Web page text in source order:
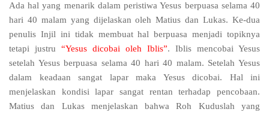
Ada hal yang menarik dalam peristiwa Yesus berpuasa selama 40
hari 40 malam yang dijelaskan oleh Matius dan Lukas. Ke-dua
penulis Injil ini tidak membuat hal berpuasa menjadi topiknya
tetapi justru “Yesus dicobai oleh Iblis”. Iblis mencobai Yesus
setelah Yesus berpuasa selama 40 hari 40 malam. Setelah Yesus
dalam keadaan sangat lapar maka Yesus dicobai. Hal ini
menjelaskan kondisi lapar sangat rentan terhadap pencobaan.
Matius dan Lukas menjelaskan bahwa Roh Kuduslah yang